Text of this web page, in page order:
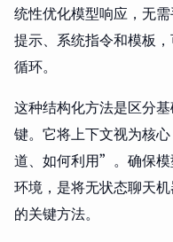
统性优化模型响应，无
提示、系统指令和模板
循环。
这种结构化方法是区分
键。它将上下文视为核
道、如何利用”。确保
环境，是将无状态聊天
的关键方法。